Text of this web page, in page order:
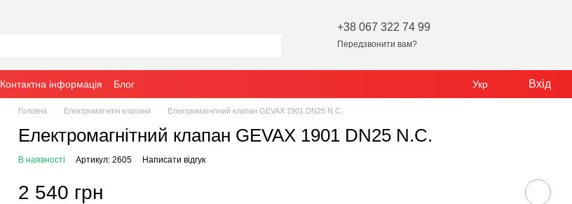
+38 067 322 74 99
Передзвонити вам?
Контактна інформація Блог Укр Вхід
Головна Електромагнітні клапани Електромагнітний клапан GEVAX 1901 DN25 N.C.
Електромагнітний клапан GEVAX 1901 DN25 N.C.
В наявності Артикул: 2605 Написати відгук
2 540 грн